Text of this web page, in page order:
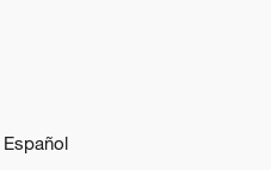
Español